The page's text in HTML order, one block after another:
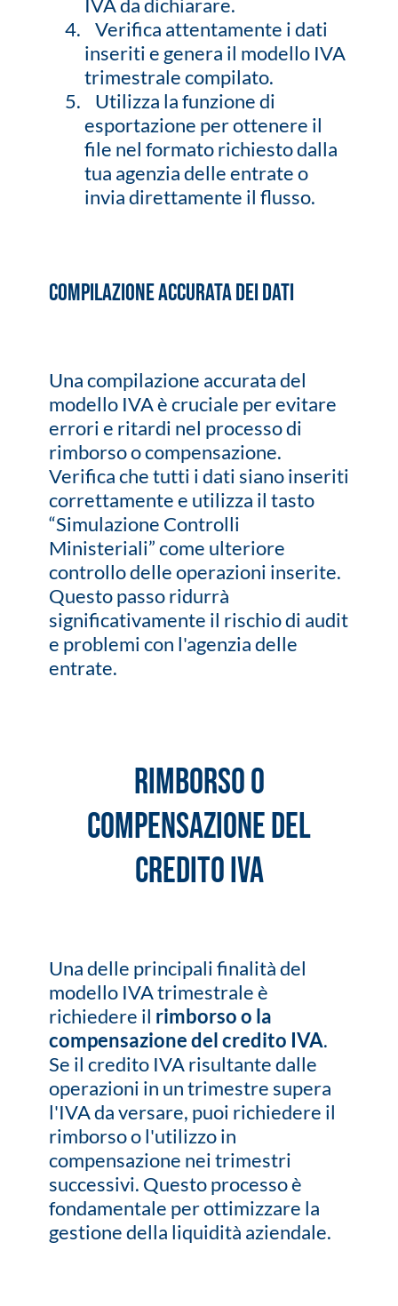
IVA da dichiarare.
Verifica attentamente i dati
inseriti e genera il modello IVA
trimestrale compilato.
Utilizza la funzione di
esportazione per ottenere il
file nel formato richiesto dalla
tua agenzia delle entrate o
invia direttamente il flusso.
Compilazione Accurata dei Dati
Una compilazione accurata del
modello IVA è cruciale per evitare
errori e ritardi nel processo di
rimborso o compensazione.
Verifica che tutti i dati siano inseriti
correttamente e utilizza il tasto
“Simulazione Controlli
Ministeriali” come ulteriore
controllo delle operazioni inserite.
Questo passo ridurrà
significativamente il rischio di audit
e problemi con l'agenzia delle
entrate.
Rimborso o
Compensazione del
Credito IVA
Una delle principali finalità del
modello IVA trimestrale è
richiedere il rimborso o la
compensazione del credito IVA.
Se il credito IVA risultante dalle
operazioni in un trimestre supera
l'IVA da versare, puoi richiedere il
rimborso o l'utilizzo in
compensazione nei trimestri
successivi. Questo processo è
fondamentale per ottimizzare la
gestione della liquidità aziendale.